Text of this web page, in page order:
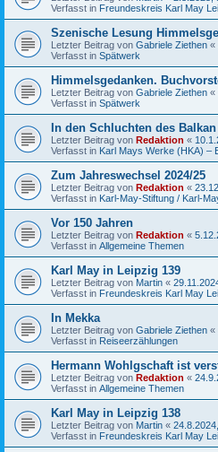
Verfasst in Freundeskreis Karl May
Szenische Lesung
Letzter Beitrag von Gabriele Ziethen «
Verfasst in Spätwerk
Himmelsgedanken.
Letzter Beitrag von Gabriele Ziethen «
Verfasst in Spätwerk
In den Schluchten des Balkan
Letzter Beitrag von Redaktion «
Verfasst in Karl Mays Werke (HKA) –
Zum Jahreswechsel 2024/25
Letzter Beitrag von Redaktion «
Verfasst in Karl-May-Stiftung / Karl-
Vor 150 Jahren
Letzter Beitrag von Redaktion «
Verfasst in Allgemeine Themen
Karl May in Leipzig 139
Letzter Beitrag von Martin «
Verfasst in Freundeskreis Karl May
In Mekka
Letzter Beitrag von Gabriele Ziethen «
Verfasst in Reiseerzählungen
Hermann Wohlgschaft ist
Letzter Beitrag von Redaktion «
Verfasst in Allgemeine Themen
Karl May in Leipzig 138
Letzter Beitrag von Martin «
Verfasst in Freundeskreis Karl May